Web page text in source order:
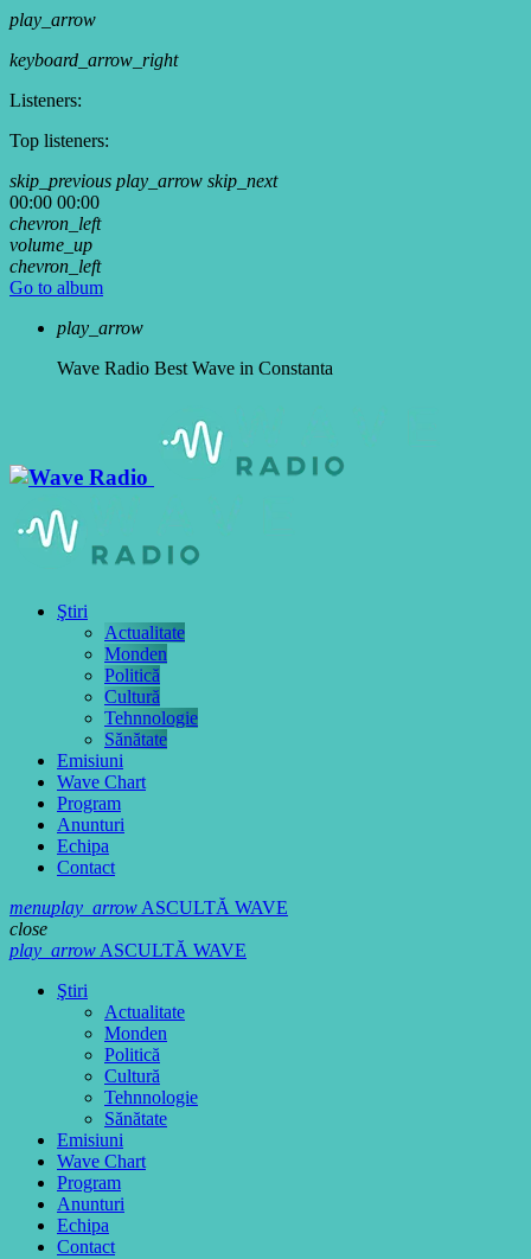
play_arrow
keyboard_arrow_right
Listeners:
Top listeners:
skip_previous play_arrow skip_next
00:00 00:00
chevron_left
volume_up
chevron_left
Go to album
play_arrow
Wave Radio Best Wave in Constanta
Ştiri
Actualitate
Monden
Politică
Cultură
Tehnnologie
Sănătate
Emisiuni
Wave Chart
Program
Anunturi
Echipa
Contact
menuplay_arrowASCULTĂ WAVE
close
play_arrowASCULTĂ WAVE
Ştiri
Actualitate
Monden
Politică
Cultură
Tehnnologie
Sănătate
Emisiuni
Wave Chart
Program
Anunturi
Echipa
Contact